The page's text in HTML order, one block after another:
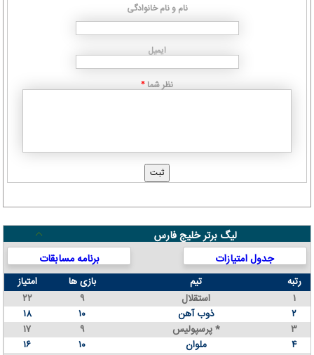
نام و نام خانوادگی
ایمیل
نظر شما *
لیگ برتر خلیج فارس
جدول امتیازات
برنامه مسابقات
رتبه تیم بازی ها
امتیاز
۱
استقلال ۹
۲۲
۲
ذوب آهن ۱۰
۱۸
۳
پرسپولیس * ۹
۱۷
۴
ملوان ۱۰
۱۶